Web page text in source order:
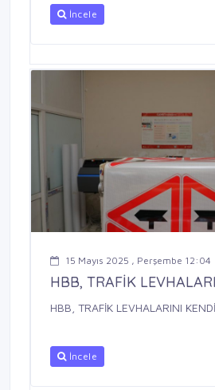
İncele
15 Mayıs 2025 , Perşembe 12:04
HBB, TRAFİK
HBB, TRAFİK LEVHALARINI
İncele